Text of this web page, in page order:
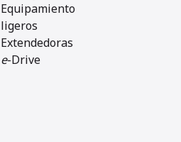
Equipamiento
ligeros
Extendedoras
e-Drive